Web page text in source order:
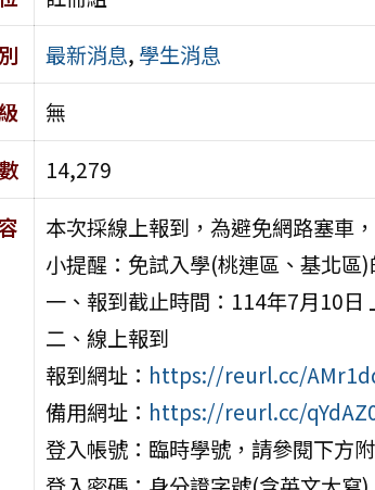
最新消息, 學生消息
無
14,279
本次採線上報到，為避免網路塞車
小提醒：免試入學(桃連區、基北區
一、報到截止時間：114年7月10日
二、線上報到
報到網址： https://reurl.cc/
備用網址： https://reurl.cc/
登入帳號：臨時學號，請參閱下方